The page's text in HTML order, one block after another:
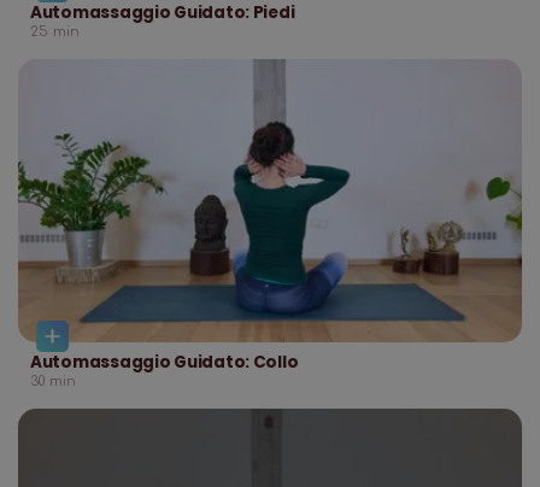
Automassaggio Guidato: Piedi
25 min
Automassaggio Guidato: Collo
30 min